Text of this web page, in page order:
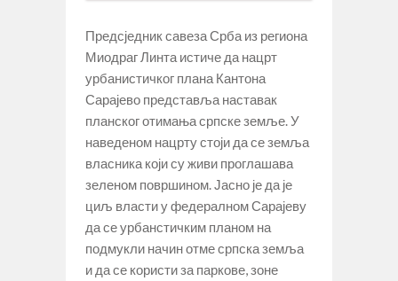
Предсједник савеза Срба из региона
Миодраг Линта истиче да нацрт
урбанистичког плана Кантона
Сарајево представља наставак
планског отимања српске земље. У
наведеном нацрту стоји да се земља
власника који су живи проглашава
зеленом површином. Јасно је да је
циљ власти у федералном Сарајеву
да се урбанстичким планом на
подмукли начин отме српска земља
и да се користи за паркове, зоне